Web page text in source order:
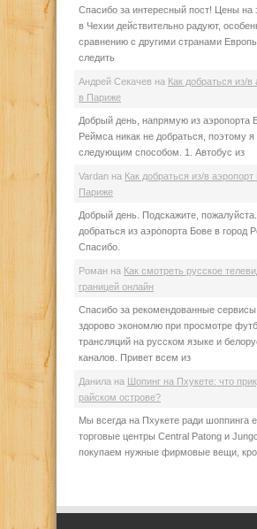
Спасибо за интересный пост! Цены на
в Чехии действительно радуют,
сравнению с другими странами
следить
Андрей Секачев на Как добраться из/
в Париже
Добрый день, напрямую из аэропорта
Реймса никак не добраться, поэтому
следующим способом. 1. Автобус из
Vardan на Как добраться из/в аэропорт
Париже
Добрый день. Подскажите,
добраться из аэропорта Бове в город
Спасибо.
Роман на Как смотреть русское
границей онлайн
Спасибо за рекомендованные
здорово экономлю при просмотре
трансляций на русском языке и
каналов. Привет всем из
Данила на Шопинг на Пхукете: что
райском острове?
Мы всегда на Пхукете ради шоппинга
торговые центры Central Patong и
покупаем нужные фирмовые вещи,